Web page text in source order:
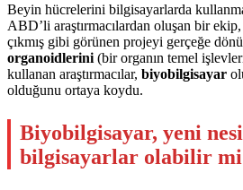
Beyin hücrelerini bilgisayarlarda
ABD’li araştırmacılardan oluşan bir
çıkmış gibi görünen projeyi gerçeğe
organoidlerini (bir organın temel
kullanan araştırmacılar, biyobilgisayar
olduğunu ortaya koydu.
Biyobilgisayar, yeni
bilgisayarlar olabilir